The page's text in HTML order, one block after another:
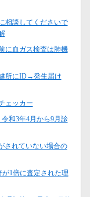
相談してくださいで
に血ガス検査は肺機
所にID→発生届け
ェッカー
和3年4月から9月診
されていない場合の
1倍に査定された理